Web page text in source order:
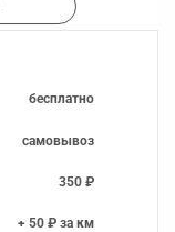
бесплатно
самовывоз
350 ₽
+ 50 ₽ за км